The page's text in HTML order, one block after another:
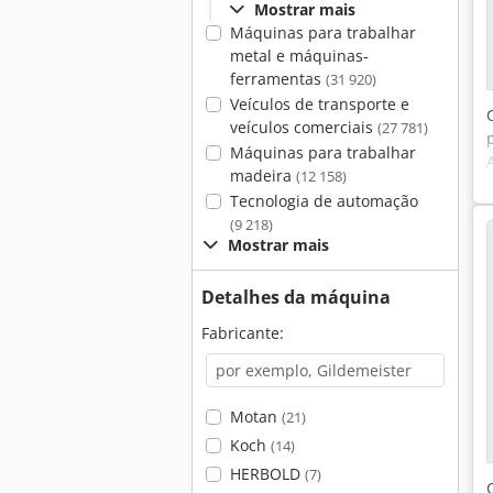
Mostrar mais
Máquinas para trabalhar
metal e máquinas-
ferramentas (31 920)
Veículos de transporte e
veículos comerciais (27 781)
Máquinas para trabalhar
madeira (12 158)
Tecnologia de automação
(9 218)
Mostrar mais
Detalhes da máquina
Fabricante:
Motan (21)
Koch (14)
HERBOLD (7)